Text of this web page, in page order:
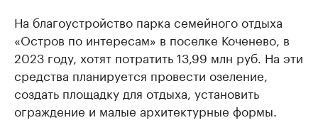
На благоустройство парка семейного отдыха
«Остров по интересам» в поселке Коченево, в
2023 году, хотят потратить 13,99 млн руб. На эти
средства планируется провести озеление,
создать площадку для отдыха, установить
ограждение и малые архитектурные формы.